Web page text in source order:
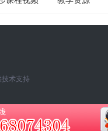
技术支持